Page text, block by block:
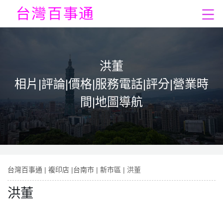
洪董
相片|評論|價格|服務電話|評分|營業時
間|地圖導航
台灣百事通 | 複印店 |台南市 | 新市區 | 洪董
洪董